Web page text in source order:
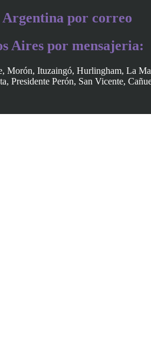
Argentina por correo
Aires por mensajeria:
Ituzaingó, Hurlingham, La
Presidente Perón, San Vicente,